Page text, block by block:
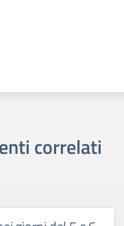
correlati